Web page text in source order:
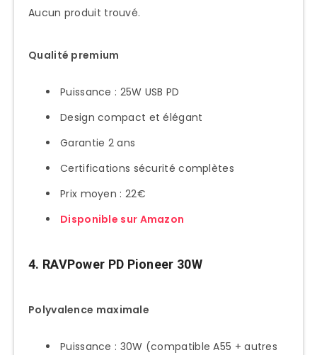
Aucun produit trouvé.
Qualité premium
Puissance : 25W USB PD
Design compact et élégant
Garantie 2 ans
Certifications sécurité complètes
Prix moyen : 22€
Disponible sur Amazon
4. RAVPower PD Pioneer 30W
Polyvalence maximale
Puissance : 30W (compatible A55 + autres